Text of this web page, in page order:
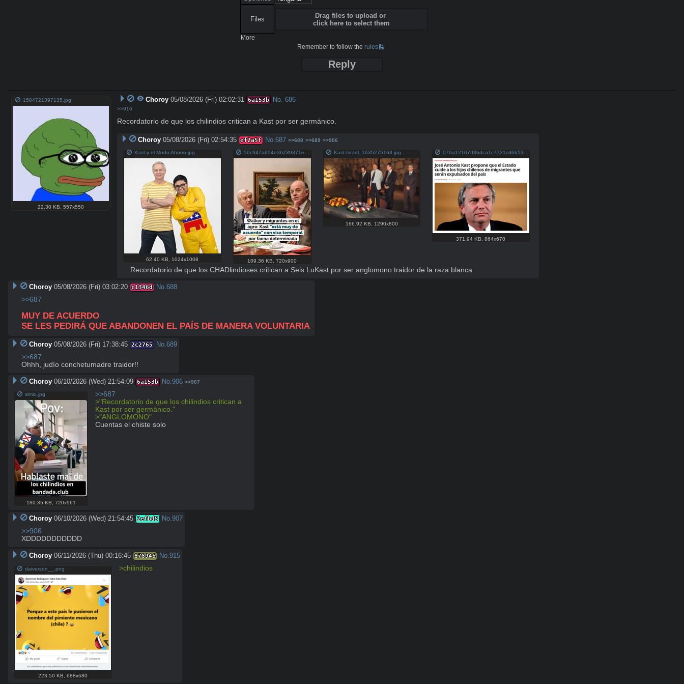
Files
Drag files to upload or
click here to select them
More
Remember to follow therules
Reply
1584721397135.jpg
22.30 KB ,557x550
Choroy 05/08/2026 (Fri) 02:02:31 6a153b No. 686
>>916
Recordatorio de que los chilindios critican a Kast por ser germánico.
Choroy 05/08/2026 (Fri) 02:54:35 ef2a5f No. 687 >>688 >>689 >>906
Kast y el Modo Ahorro.jpg
62.40 KB 1024x1008 109.36 KB ,720x900
Kast-Israel_1635275163.jpg
166.92 KB 1290x800
371.94 KB 864x670
Recordatorio de que los CHADlindioses critican a Seis LuKast por ser anglomono traidor de la raza blanca.
Choroy 05/08/2026 (Fri) 03:02:20 c1346d No. 688
>>687
MUY DE ACUERDO
SE LES PEDIRÁ QUE ABANDONEN EL PAÍS DE MANERA VOLUNTARIA
Choroy 05/08/2026 (Fri) 17:38:45 2c2765 No. 689
>>687
Ohhh, judío conchetumadre traidor!!
Choroy 06/10/2026 (Wed) 21:54:09 6a153b No. 906 >>907
simio.jpg
180.35 KB 720x961
>>687
>"Recordatorio de que los chilindios critican a
Kast por ser germánico."
>"ANGLOMONO"
Cuentas el chiste solo
Choroy 06/10/2026 (Wed) 21:54:45 2efbd5 No.907
>>906
XDDDDDDDDDDD
Choroy 06/11/2026 (Thu) 00:16:45 878946 No.915
daiverson__.png
223.50 KB ,688x680
>chilindios